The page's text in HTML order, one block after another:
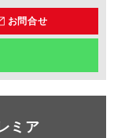
お問合せ
ミア